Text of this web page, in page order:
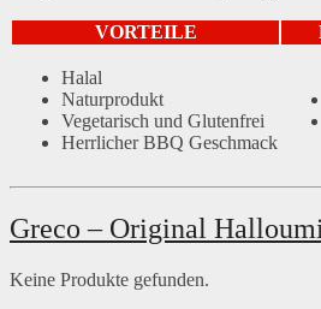
VORTEILE
Halal
Naturprodukt
Vegetarisch und Glutenfrei
Herrlicher BBQ Geschmack
Greco – Original
Keine Produkte gefunden.